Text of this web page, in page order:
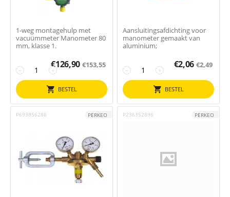
1-weg montagehulp met
vacuümmeter Manometer 80
mm, klasse 1.
+
−
€126,90 €153,55
BESTEL
Aansluitingsafdichting voor
manometer gemaakt van
aluminium;
+
−
€2,06 €2,49
BESTEL
P693856286 PERKEO P236352896 PERKEO